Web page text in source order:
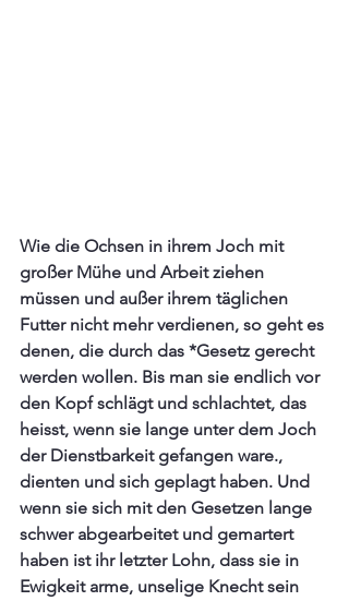
Wie die Ochsen in ihrem Joch mit
großer Mühe und Arbeit ziehen
müssen und außer ihrem täglichen
Futter nicht mehr verdienen, so geht es
denen, die durch das *Gesetz gerecht
werden wollen. Bis man sie endlich vor
den Kopf schlägt und schlachtet, das
heisst, wenn sie lange unter dem Joch
der Dienstbarkeit gefangen ware.,
dienten und sich geplagt haben. Und
wenn sie sich mit den Gesetzen lange
schwer abgearbeitet und gemartert
haben ist ihr letzter Lohn, dass sie in
Ewigkeit arme, unselige Knecht sein